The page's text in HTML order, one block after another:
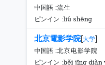
中国語 :流生
ピンイン :liú shēng
北京電影学院[大学]
中国語 :北京电影学院
ピンイン :běi jīng diàn